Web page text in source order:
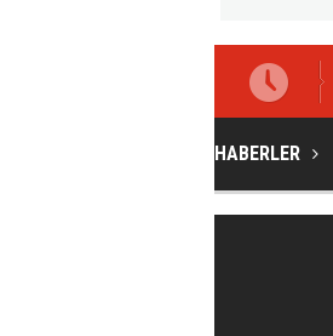
HABERLER